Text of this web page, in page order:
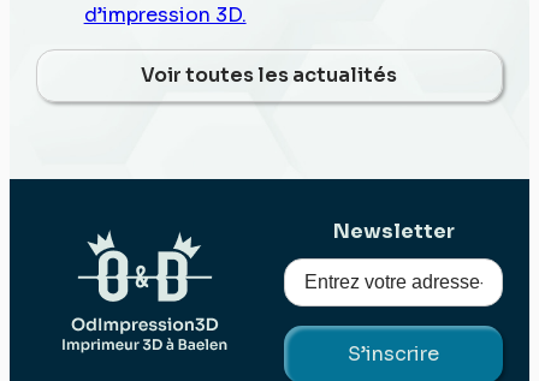
d’impression 3D.
Voir toutes les actualités
Newsletter